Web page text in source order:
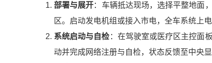
部署与展开：车辆抵达现场，选择平整地面
区。启动发电机组或接入市电，全车系统上电
系统启动与自检 ：在驾驶室或医疗区主控面
动并完成网络注册与自检，状态反馈至中央显